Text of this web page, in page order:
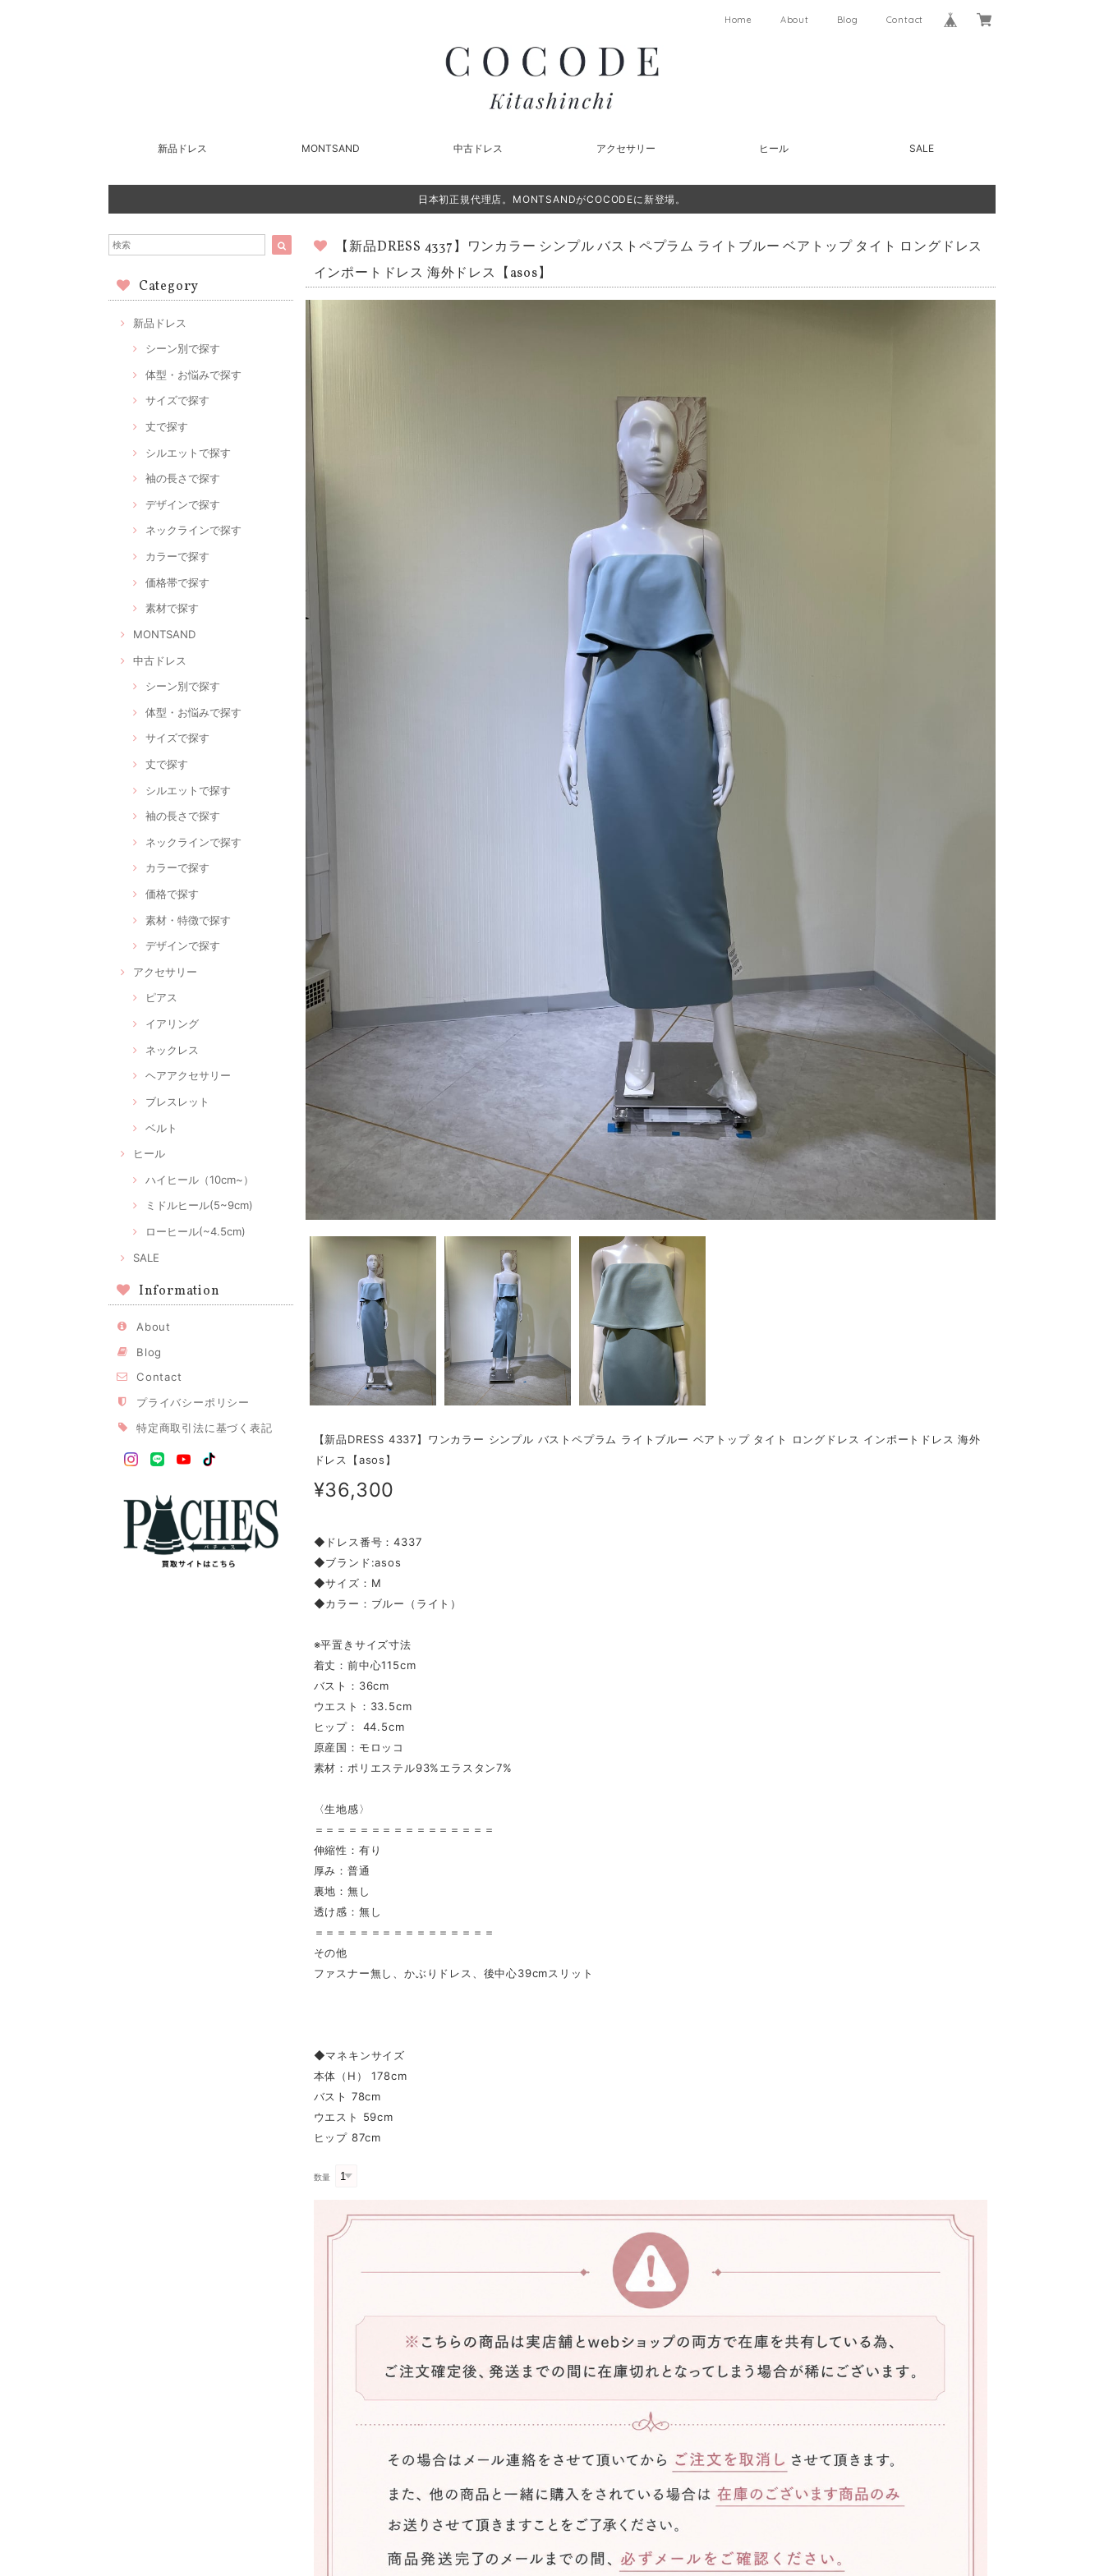
Home About Blog Contact
新品ドレス MONTSAND 中古ドレス アクセサリー ヒール SALE
日本初正規代理店。MONTSANDがCOCODEに新登場。
Category
新品ドレス
シーン別で探す
体型・お悩みで探す
サイズで探す
丈で探す
シルエットで探す
袖の長さで探す
デザインで探す
ネックラインで探す
カラーで探す
価格帯で探す
素材で探す
MONTSAND
中古ドレス
シーン別で探す
体型・お悩みで探す
サイズで探す
丈で探す
シルエットで探す
袖の長さで探す
ネックラインで探す
カラーで探す
価格で探す
素材・特徴で探す
デザインで探す
アクセサリー
ピアス
イアリング
ネックレス
ヘアアクセサリー
ブレスレット
ベルト
ヒール
ハイヒール（10cm~）
ミドルヒール(5~9cm)
ローヒール(~4.5cm)
SALE
Information
About
Blog
Contact
プライバシーポリシー
特定商取引法に基づく表記
【新品DRESS 4337】ワンカラー シンプル バストペプラム ライトブルー ベアトップ タイト ロングドレス
インポートドレス 海外ドレス【asos】
【新品DRESS 4337】ワンカラー シンプル バストペプラム ライトブルー ベアトップ タイト ロングドレス インポートドレス 海外
ドレス【asos】
¥36,300
◆ドレス番号：4337
◆ブランド:asos
◆サイズ：M
◆カラー：ブルー（ライト）
※平置きサイズ寸法
着丈：前中心115cm
バスト：36cm
ウエスト：33.5cm
ヒップ： 44.5cm
原産国：モロッコ
素材：ポリエステル93%エラスタン7%
〈生地感〉
＝＝＝＝＝＝＝＝＝＝＝＝＝＝＝＝
伸縮性：有り
厚み：普通
裏地：無し
透け感：無し
＝＝＝＝＝＝＝＝＝＝＝＝＝＝＝＝
その他
ファスナー無し、かぶりドレス、後中心39cmスリット
◆マネキンサイズ
本体（H） 178cm
バスト 78cm
ウエスト 59cm
ヒップ 87cm
数量